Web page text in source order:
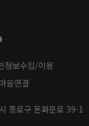
정보수집/이용
마음연결
종로구 돈화문로 39-1